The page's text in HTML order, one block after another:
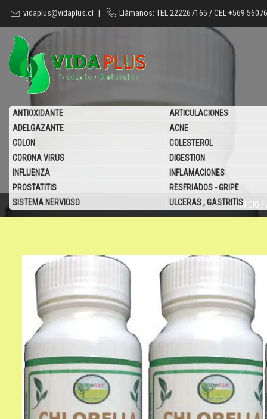
vidaplus@vidaplus.cl Llámanos: TEL 222267165 / CEL +569
ANTIOXIDANTE
ARTICULACIONES
ADELGAZANTE
ACNE
COLON
COLESTEROL
CORONA VIRUS
DIGESTION
INFLUENZA
INFLAMACIONES
PROSTATITIS
RESFRIADOS - GRIPE
SISTEMA NERVIOSO
ULCERAS , GASTRITISINICIO /